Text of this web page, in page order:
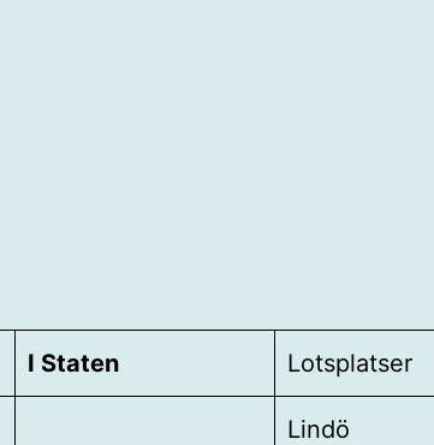
I Staten Lotsplatser
Lindö